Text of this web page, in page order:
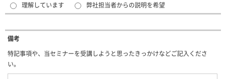
理解しています
弊社担当者からの説明を希望
備考
特記事項や、当セミナーを受講しようと思ったきっかけなどご記入くださ
い。